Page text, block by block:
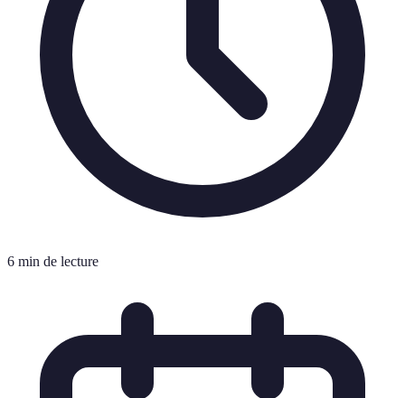
6 min de lecture